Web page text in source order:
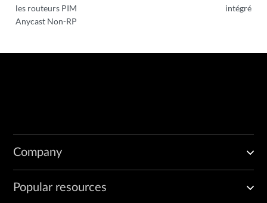
les routeurs PIM
Anycast Non-RP
intégré
Company
Popular resources